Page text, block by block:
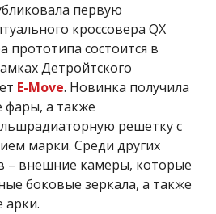
первую
кроссовера QX
состоится в
Детройтского
E-Move. Новинка получила
фары, а также
решетку с
марки. Среди других
– внешние камеры, которые
боковые зеркала, а также
арки.